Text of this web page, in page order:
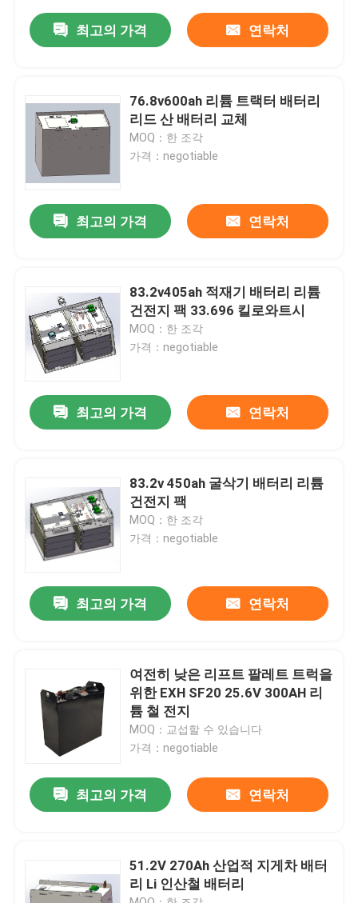
우리에 대하여
공장 여행
연락주세요
인용문을 요구하세요
지게차 리튬 배터리
에너지 저장 리튬 배터리
최고의 가격 연락처
76.8v600ah 리튬 트랙터 배터리
리드 산 배터리 교체
MOQ：한 조각
가격：negotiable
최고의 가격 연락처
83.2v405ah 적재기 배터리 리튬
건전지 팩 33.696 킬로와트시
MOQ：한 조각
가격：negotiable
최고의 가격 연락처
83.2v 450ah 굴삭기 배터리 리튬
건전지 팩
MOQ：한 조각
가격：negotiable
최고의 가격 연락처
여전히 낮은 리프트 팔레트 트럭을
위한 EXH SF20 25.6V 300AH 리
튬 철 전지
MOQ：교섭할 수 있습니다
가격：negotiable
최고의 가격 연락처
51.2V 270Ah 산업적 지게차 배터
리 Li 인산철 배터리